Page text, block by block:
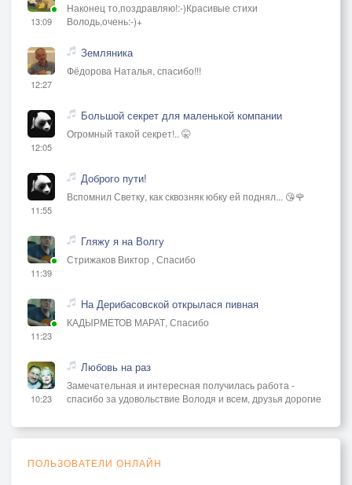
13:09
Наконец то,поздравляю!:-)Красивые стихи
Володь,очень:-)+
12:27
Земляника
Фёдорова Наталья, спасибо!!!
12:05
Большой секрет для маленькой компании
Огромный такой секрет!.. 🤫
11:55
Доброго пути!
Вспомнил Светку, как сквозняк юбку ей поднял... 😘🌹
11:39
Гляжу я на Волгу
Стрижаков Виктор , Спасибо
11:23
На Дерибасовской открылася пивная
КАДЫРМЕТОВ МАРАТ, Спасибо
10:23
Любовь на раз
Замечательная и интересная получилась работа -
спасибо за удовольствие Володя и всем, друзья дорогие
ПОЛЬЗОВАТЕЛИ ОНЛАЙН